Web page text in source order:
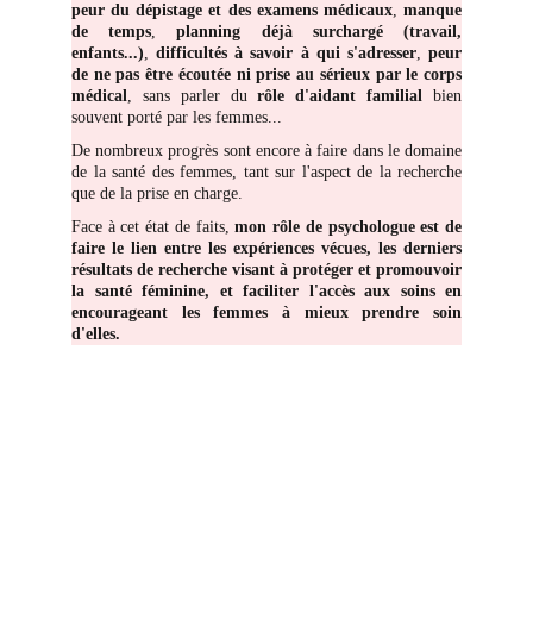
peur du dépistage et des examens médicaux,manque
de temps,planning déjà surchargé (travail,
enfants...),difficultés à savoir à qui s'adresser,peur
de ne pas être écoutée ni prise au sérieux par le corps
médical, sans parler durôle d'aidant familial bien
souvent porté par les femmes...
De nombreux progrès sont encore à faire dans le domaine
de la santé des femmes, tant sur l'aspect de la recherche
que de la prise en charge.
Face à cet état de faits,mon rôle de psychologue est de
faire le lien entre les expériences vécues, les derniers
résultats de recherche visant à protéger et promouvoir
la santé féminine, et faciliter l'accès aux soins en
encourageant les femmes à mieux prendre soin
d'elles.